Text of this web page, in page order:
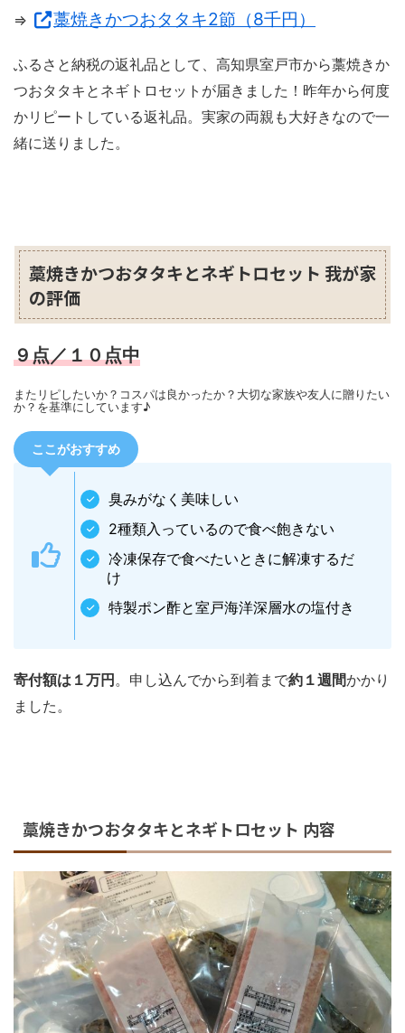
⇒ 藁焼きかつおタタキ2節（8千円）
ふるさと納税の返礼品として、高知県室戸市から藁焼きか
つおタタキとネギトロセットが届きました！昨年から何度
かリピートしている返礼品。実家の両親も大好きなので一
緒に送りました。
藁焼きかつおタタキとネギトロセット 我が家
の評価
９点／１０点中
またリピしたいか？コスパは良かったか？大切な家族や友人に贈りたい
か？を基準にしています♪
ここがおすすめ
臭みがなく美味しい
2種類入っているので食べ飽きない
冷凍保存で食べたいときに解凍するだ
け
特製ポン酢と室戸海洋深層水の塩付き
寄付額は１万円。申し込んでから到着まで約１週間かかり
ました。
藁焼きかつおタタキとネギトロセット 内容